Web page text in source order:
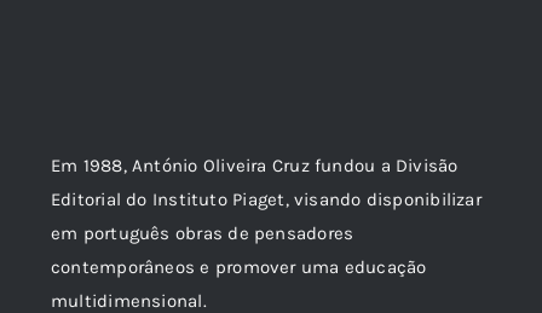
Em 1988, António Oliveira Cruz fundou a Divisão
Editorial do Instituto Piaget, visando disponibilizar
em português obras de pensadores
contemporâneos e promover uma educação
multidimensional.